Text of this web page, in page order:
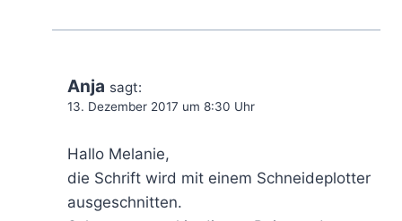
Anja sagt:
13. Dezember 2017 um 8:30 Uhr
Hallo Melanie,
die Schrift wird mit einem Schneideplotter
ausgeschnitten.